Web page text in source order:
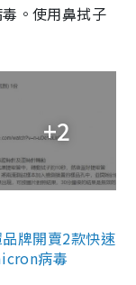
。使用鼻拭子
+2
牌開賣2款快速
病毒